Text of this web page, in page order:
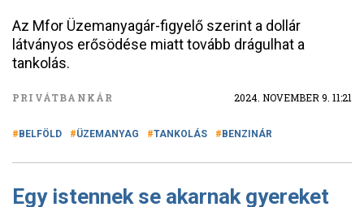
Az Mfor Üzemanyagár-figyelő szerint a dollár
látványos erősödése miatt tovább drágulhat a
tankolás.
PRIVÁTBANKÁR 2024. NOVEMBER 9. 11:21
BELFÖLD ÜZEMANYAG TANKOLÁS BENZINÁR
Egy istennek se akarnak gyereket